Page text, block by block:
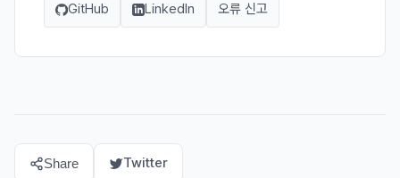
GitHub LinkedIn 오류 신고
Share Twitter